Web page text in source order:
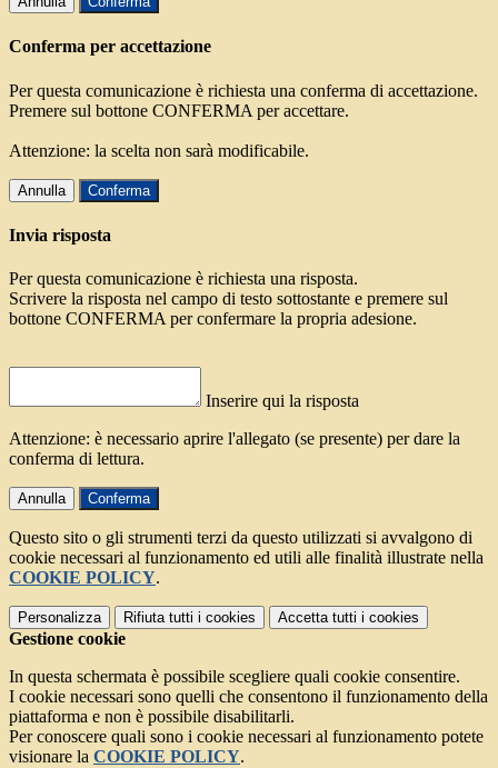
Conferma per accettazione
Per questa comunicazione è richiesta una conferma di accettazione.
Premere sul bottone CONFERMA per accettare.
Attenzione: la scelta non sarà modificabile.
Annulla Conferma
Invia risposta
Per questa comunicazione è richiesta una risposta.
Scrivere la risposta nel campo di testo sottostante e premere sul
bottone CONFERMA per confermare la propria adesione.
Inserire qui la risposta
Attenzione: è necessario aprire l'allegato (se presente) per dare la
conferma di lettura.
Annulla Conferma
Questo sito o gli strumenti terzi da questo utilizzati si avvalgono di
cookie necessari al funzionamento ed utili alle finalità illustrate nella
COOKIE POLICY.
Personalizza Rifiuta tutti i cookies Accetta tutti i cookies
Gestione cookie
In questa schermata è possibile scegliere quali cookie consentire.
I cookie necessari sono quelli che consentono il funzionamento della
piattaforma e non è possibile disabilitarli.
Per conoscere quali sono i cookie necessari al funzionamento potete
visionare la COOKIE POLICY.